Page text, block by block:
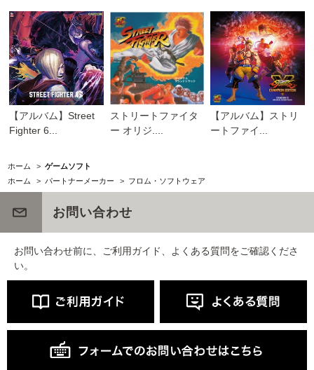
【アルバム】Street
Fighter 6...
ストリートファイタ
ー オリジ....
【アルバム】ストリ
ートファイ...
ホーム > ゲームソフト
ホーム
> パートナーメーカー > フロム・ソフトウェア
お問い合わせ
お問い合わせ前に、ご利用ガイド、よくある質問をご確認くださ
い。